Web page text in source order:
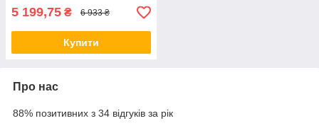
5 199,75 ₴ 6 933 ₴
Купити
Про нас
88% позитивних з 34 відгуків за рік